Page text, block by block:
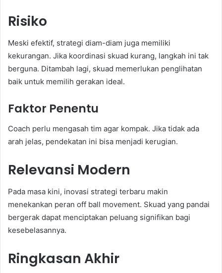
Risiko
Meski efektif, strategi diam-diam juga memiliki
kekurangan. Jika koordinasi skuad kurang, langkah ini tak
berguna. Ditambah lagi, skuad memerlukan penglihatan
baik untuk memilih gerakan ideal.
Faktor Penentu
Coach perlu mengasah tim agar kompak. Jika tidak ada
arah jelas, pendekatan ini bisa menjadi kerugian.
Relevansi Modern
Pada masa kini, inovasi strategi terbaru makin
menekankan peran off ball movement. Skuad yang pandai
bergerak dapat menciptakan peluang signifikan bagi
kesebelasannya.
Ringkasan Akhir